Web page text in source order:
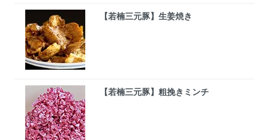
【若楠三元豚】生姜焼き
【若楠三元豚】粗挽きミンチ